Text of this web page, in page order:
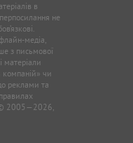
в
не
медіа,
з письмової
матеріали
компаній» чи
реклами та
© 2005—2026,